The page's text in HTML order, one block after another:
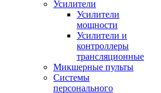
Усилители
Усилители
мощности
Усилители и
контроллеры
трансляционные
Микшерные пульты
Системы
персонального